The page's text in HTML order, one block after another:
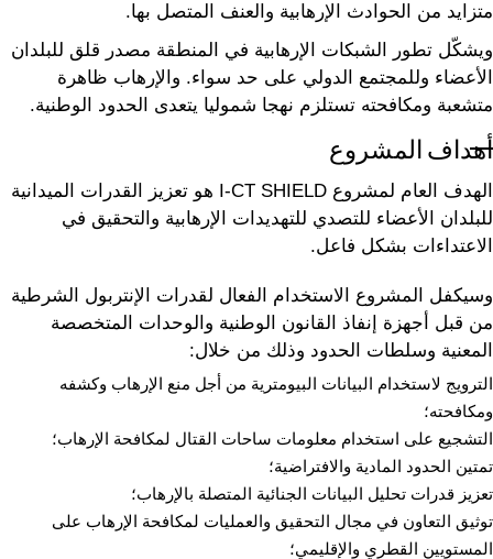
متزايد من الحوادث الإرهابية والعنف المتصل بها.
ويشكّل تطور الشبكات الإرهابية في المنطقة مصدر قلق للبلدان
الأعضاء وللمجتمع الدولي على حد سواء. والإرهاب ظاهرة
متشعبة ومكافحته تستلزم نهجا شموليا يتعدى الحدود الوطنية.
أهداف المشروع
الهدف العام لمشروع I-CT SHIELD هو تعزيز القدرات الميدانية
للبلدان الأعضاء للتصدي للتهديدات الإرهابية والتحقيق في
الاعتداءات بشكل فاعل.
وسيكفل المشروع الاستخدام الفعال لقدرات الإنتربول الشرطية
من قبل أجهزة إنفاذ القانون الوطنية والوحدات المتخصصة
المعنية وسلطات الحدود وذلك من خلال:
الترويج لاستخدام البيانات البيومترية من أجل منع الإرهاب وكشفه
ومكافحته؛
التشجيع على استخدام معلومات ساحات القتال لمكافحة الإرهاب؛
تمتين الحدود المادية والافتراضية؛
تعزيز قدرات تحليل البيانات الجنائية المتصلة بالإرهاب؛
توثيق التعاون في مجال التحقيق والعمليات لمكافحة الإرهاب على
المستويين القطري والإقليمي؛